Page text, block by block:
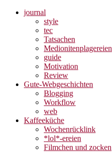
journal
style
tec
Tatsachen
Medionitenplagereien
guide
Motivation
Review
Gute-Webgeschichten
Blogging
Workflow
web
Kaffeeküche
Wochenrücklink
*lol*-ereien
Filmchen und zocken